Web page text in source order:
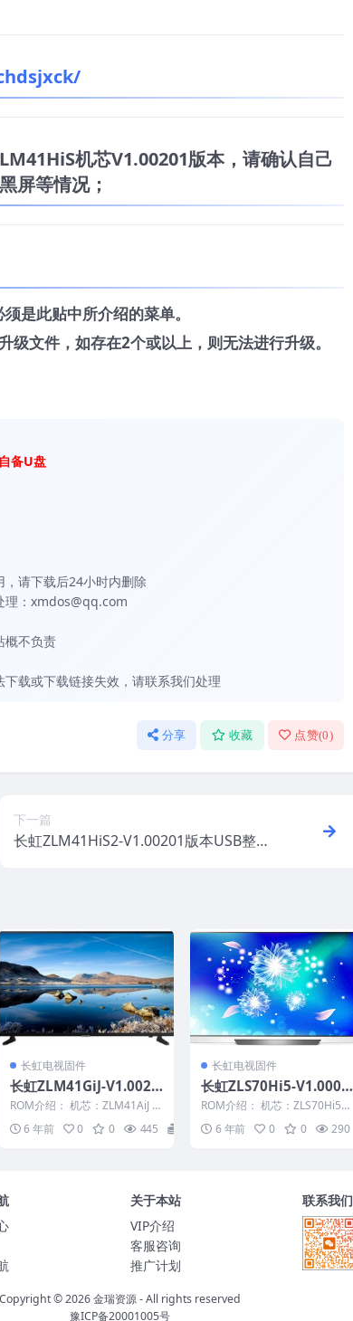
机芯V1.00201版本，请确认自己
屏等情况；
是此贴中所介绍的菜单。
文件，如存在2个或以上，则无法进行升级。
备U盘
请下载后24小时内删除
理：xmdos@qq.com
概不负责
载或下载链接失效，请联系我们处理
分享 收藏 点赞(0)
下一篇
长虹ZLM41HiS2-V1.00201版本USB整机
长虹电视固件
长虹ZLM41GiJ-V1.0020
1版本USB整机软件刷机
固件下载
ROM介绍： 机芯：ZLM41AiJ 固
件版本：V1.00201 适用机型：
请以...6 年前 0 0 445
长虹电视固件
长虹ZLS70Hi5-V1.0002
3整机原厂刷机固件下载
ROM介绍： 机芯：ZLS70Hi5
固件版本：V1.00023 适用机
型：请以...
6 年前 0 0 290
关于本站
VIP介绍
客服咨询
推广计划
联系我们
Copyright © 2026金瑞资源- All rights reserved
豫ICP备20001005号